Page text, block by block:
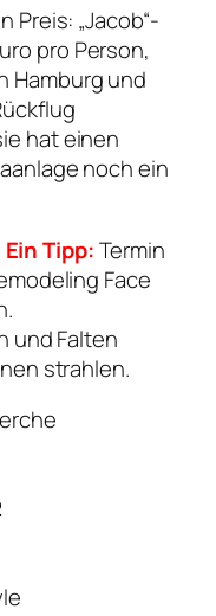
Preis: „Jacob“-
pro Person,
Hamburg und
hat einen
noch ein
Tipp:Termin
Face
und Falten
strahlen.